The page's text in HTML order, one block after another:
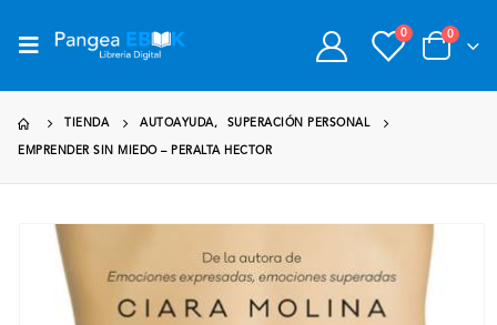
0 0
TIENDA AUTOAYUDA, SUPERACIÓN PERSONAL
EMPRENDER SIN MIEDO – PERALTA HECTOR